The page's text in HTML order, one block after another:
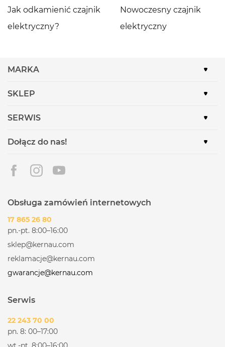
Jak odkamienić czajnik
elektryczny?
Nowoczesny czajnik
elektryczny
MARKA
SKLEP
SERWIS
Dołącz do nas!
Obsługa zamówień internetowych
17 865 26 80
pn.-pt. 8:00–16:00
sklep@kernau.com
reklamacje@kernau.com
gwarancje@kernau.com
Serwis
22 243 70 00
pn. 8: 00–17:00